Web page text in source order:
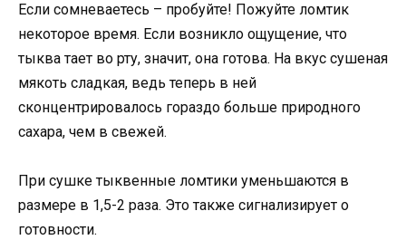
Если сомневаетесь – пробуйте! Пожуйте ломтик
некоторое время. Если возникло ощущение, что
тыква тает во рту, значит, она готова. На вкус сушеная
мякоть сладкая, ведь теперь в ней
сконцентрировалось гораздо больше природного
сахара, чем в свежей.
При сушке тыквенные ломтики уменьшаются в
размере в 1,5-2 раза. Это также сигнализирует о
готовности.